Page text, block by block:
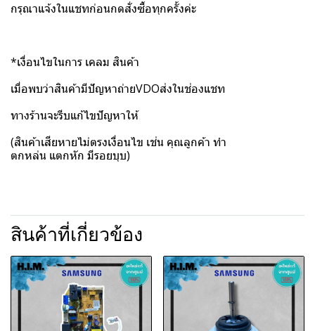
กรุณาแจ้งในแชทก่อนกดสั่งซื้อทุกครั้งค่ะ
*เงื่อนไขในการ เคลม สินค้า
เมื่อพบว่าสินค้ามีปัญหาถ่ายVDOส่งในช่องแชท
ทางร้านจะรีบแก้ไขปัญหาให้
(สินค้าเสียหายไม่ตรงเงื่อนไข เช่น คุณลูกค้า ทำ
ตกหล่น แตกหัก มีรอยบุบ)
สินค้าที่เกี่ยวข้อง